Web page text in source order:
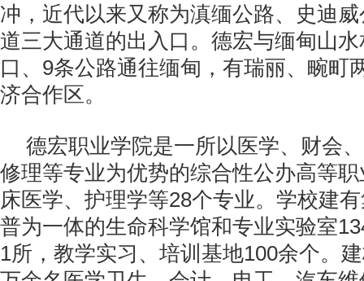
冲，近代以来又称为滇缅公路、史迪
道三大通道的出入口。德宏与缅甸山
口、9条公路通往缅甸，有瑞丽、畹町
济合作区。
德宏职业学院是一所以医学、财会
修理等专业为优势的综合性公办高等
床医学、护理学等28个专业。学校建
普为一体的生命科学馆和专业实验室
1所，教学实习、培训基地100余个。